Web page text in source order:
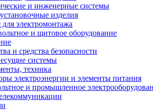
и инженерные системы
изделия
электромонтажа
и щитовое оборудование
и средства безопасности
системы
техника
электроэнергии и элементы питания
и промышленное